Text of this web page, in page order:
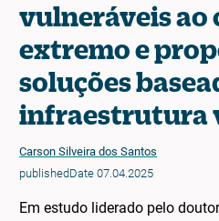
vulneráveis ao
extremo e
soluções
infraestrutura
Carson Silveira dos Santos
publishedDate 07.04.2025
Em estudo liderado pelo